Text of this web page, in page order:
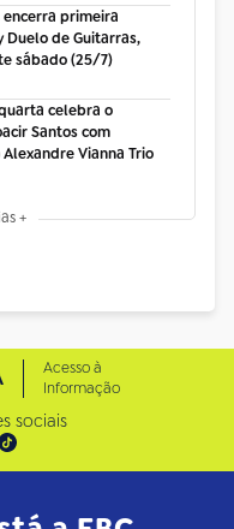
primeira
de Guitarras,
sábado (25/7)
celebra o
Santos com
Vianna Trio
+
Acesso à
Informação
sociais